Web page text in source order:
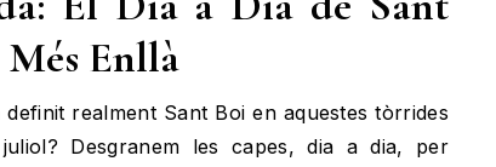
Més Enllà
realment Sant Boi en aquestes tòrrides
Desgranem les capes, dia a dia, per